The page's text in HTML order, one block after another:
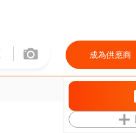
成為供應商